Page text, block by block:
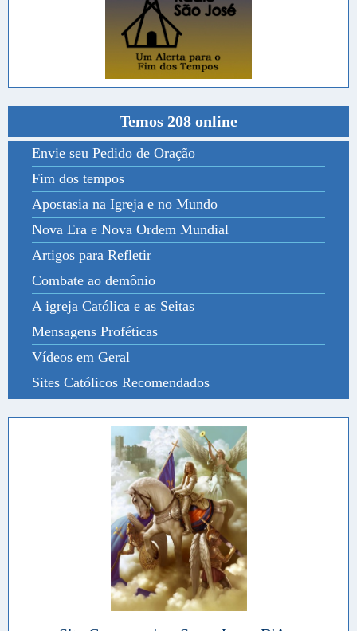
Temos 208 online
Envie seu Pedido de Oração
Fim dos tempos
Apostasia na Igreja e no Mundo
Nova Era e Nova Ordem Mundial
Artigos para Refletir
Combate ao demônio
A igreja Católica e as Seitas
Mensagens Proféticas
Vídeos em Geral
Sites Católicos Recomendados